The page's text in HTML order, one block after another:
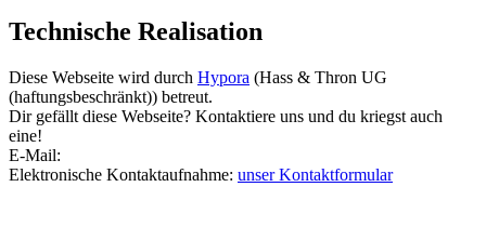
Technische Realisation
Diese Webseite wird durch Hypora (Hass & Thron UG
(haftungsbeschränkt)) betreut.
Dir gefällt diese Webseite? Kontaktiere uns und du kriegst auch
eine!
E-Mail:
Elektronische Kontaktaufnahme: unser Kontaktformular